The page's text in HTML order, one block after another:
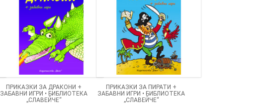
ПРИКАЗКИ ЗА ДРАКОНИ +
ЗАБАВНИ ИГРИ • БИБЛИОТЕКА
„СЛАВЕЙЧЕ“
ПРИКАЗКИ ЗА ПИРАТИ +
ЗАБАВНИ ИГРИ • БИБЛИОТЕКА
„СЛАВЕЙЧЕ“